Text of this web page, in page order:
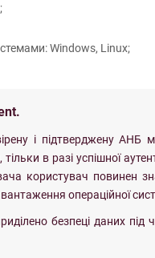
Windows, Linux;
і підтверджену
в разі успішної
користувач повинен
операційної
безпеці даних